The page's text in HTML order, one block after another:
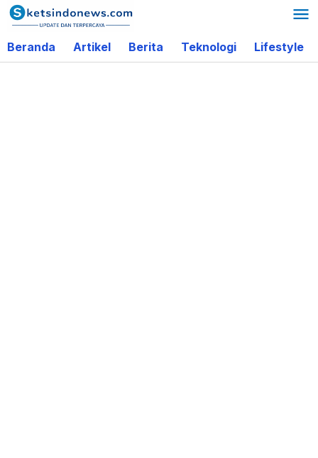
Lewati
ke
konten
Beranda Artikel Berita Teknologi Lifestyle